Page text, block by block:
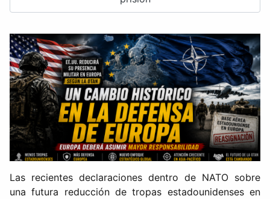
Las recientes declaraciones dentro de NATO sobre
una futura reducción de tropas estadounidenses en